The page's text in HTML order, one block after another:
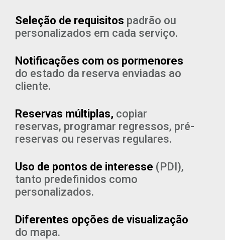
Seleção de requisitos padrão ou
personalizados em cada serviço.
Notificações com os pormenores
do estado da reserva enviadas ao
cliente.
Reservas múltiplas, copiar
reservas, programar regressos, pré-
reservas ou reservas regulares.
Uso de pontos de interesse (PDI),
tanto predefinidos como
personalizados.
Diferentes opções de visualização
do mapa.